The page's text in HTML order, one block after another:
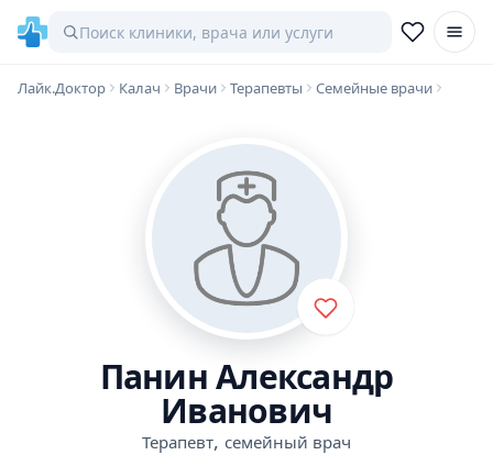
Лайк.Доктор Калач Врачи Терапевты Семейные врачи
Панин Александр
Иванович
Терапевт, семейный врач